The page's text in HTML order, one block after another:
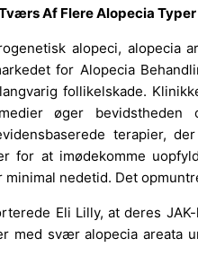
Af Flere Alopecia Typer
alopeci, alopecia
for Alopecia
follikelskade.
øger
terapier,
for at imødekomme
nedetid. Det
Eli Lilly, at deres
med svær alopecia areata